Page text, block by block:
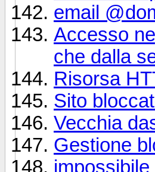
email
Accesso
che dalla
Risorsa
Sito
Vecchia
Gestione